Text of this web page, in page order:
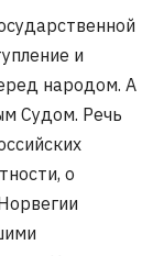
и
народом. А
Судом. Речь
о